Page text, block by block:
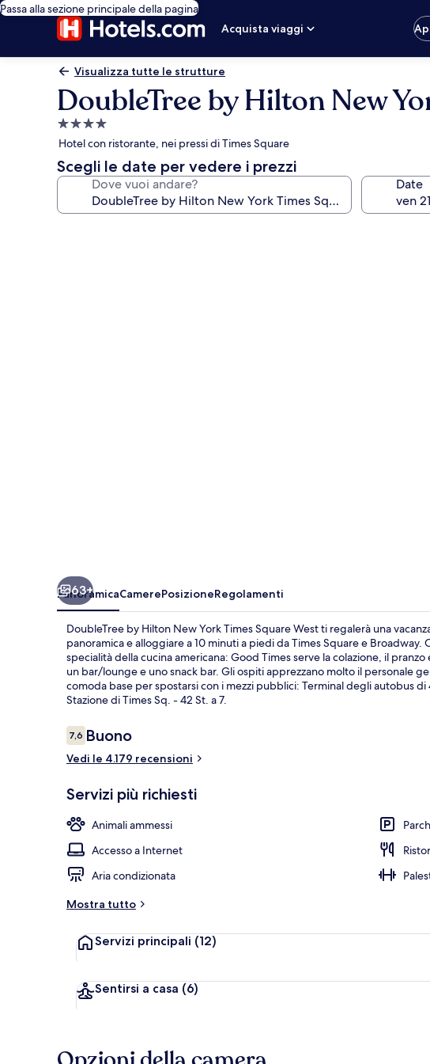
Passa alla sezione principale della pagina
Acquista viaggi
Visualizza tutte le strutture
DoubleTree by Hilton New
Struttura
a
4.0
stelle
Hotel con ristorante, nei pressi di Times Square
Scegli le date per vedere i prezzi
Dove vuoi andare? Date
63+
PanoramicaCamerePosizioneRegolamenti
DoubleTree by Hilton New York Times Square West ti regalerà una
panoramica e alloggiare a 10 minuti a piedi da Times Square e
specialità della cucina americana: Good Times serve la colazione, il
un bar/lounge e uno snack bar. Gli ospiti apprezzano molto il personale
comoda base per spostarsi con i mezzi pubblici: Terminal degli autobus
Stazione di Times Sq. - 42 St. a 7.
Recensioni
7,67,6 su 10
Buono
Vedi le 4.179 recensioni
Servizi più richiesti
Animali ammessi
Accesso a Internet
Aria condizionata
Mostra tutto
Servizi principali (12)
Sentirsi a casa (6)